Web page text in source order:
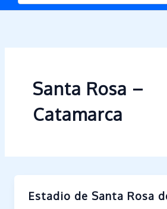
Santa Rosa –
Catamarca
Estadio de Santa Rosa